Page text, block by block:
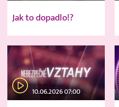
Jak to dopadlo!?
10.06.2026 07:00